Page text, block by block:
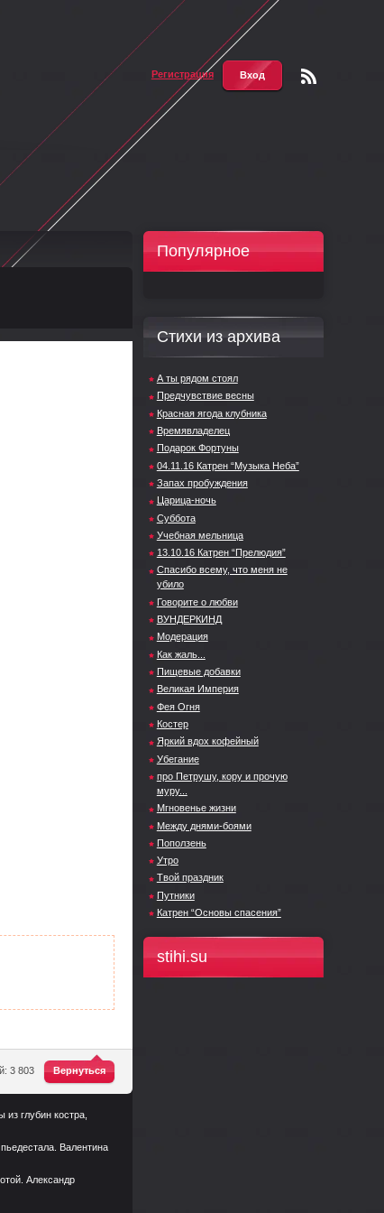
Регистрация Вход
Вернуться
3 803
глубин костра,
Валентина
Александр
Популярное
Стихи из архива
А ты рядом стоял
Предчувствие весны
Красная ягода клубника
Времявладелец
Подарок Фортуны
04.11.16 Катрен “Музыка Неба”
Запах пробуждения
Царица-ночь
Суббота
Учебная мельница
13.10.16 Катрен “Прелюдия”
Спасибо всему, что меня не
убило
Говорите о любви
ВУНДЕРКИНД
Модерация
Как жаль...
Пищевые добавки
Великая Империя
Фея Огня
Костер
Яркий вдох кофейный
Убегание
про Петрушу, кору и прочую
муру...
Мгновенье жизни
Между днями-боями
Поползень
Утро
Твой праздник
Путники
Катрен “Основы спасения”
stihi.su